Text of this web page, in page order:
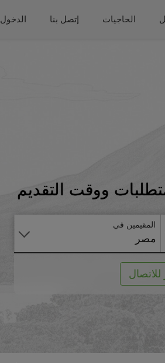
الحاجيات إتصل بنا الدخول
ووقت التقديم
المقيمين في
مصر
على
للاتصال